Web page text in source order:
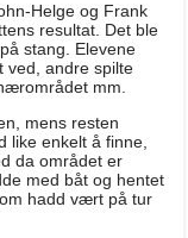
Helge og Frank
resultat. Det ble
stang. Elevene
ved, andre spilte
mm.
mens resten
like enkelt å finne,
da området er
med båt og hentet
hadd vært på tur